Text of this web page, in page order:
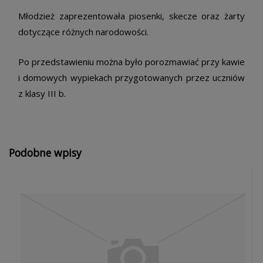
Młodzież zaprezentowała piosenki, skecze oraz żarty
dotyczące różnych narodowości.
Po przedstawieniu można było porozmawiać przy kawie
i domowych wypiekach przygotowanych przez uczniów
z klasy III b.
Podobne wpisy